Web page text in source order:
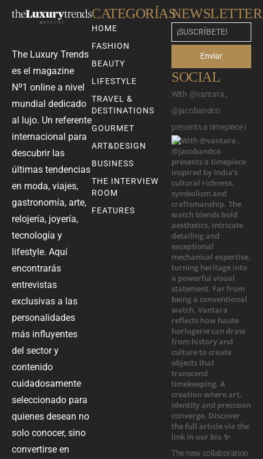
The Luxury Trends
es el magazine
Nº1 online a nivel
mundial dedicado
al lujo. Un referente
internacional para
descubrir las
últimas tendencias
en moda, viajes,
gastronomía, arte,
relojería, joyería,
tecnología y
lifestyle. Aquí
encontrarás
entrevistas
exclusivas a las
personalidades
más influyentes
del sector y
contenido
cuidadosamente
seleccionado para
quienes desean no
solo conocer, sino
convertirse en
CATEGORÍAS
HOME
FASHION
BEAUTY
LIFESTYLE
TRAVEL &
DESTINATIONS
GOURMET
ART&DESIGN
BUSINESS
THE INTERVIEW
ROOM
FEATURES
NEWSLETTER
Enviar
SOCIAL
With @vantara ,
@jacobandco
presents a timepiece i
The new collaboration